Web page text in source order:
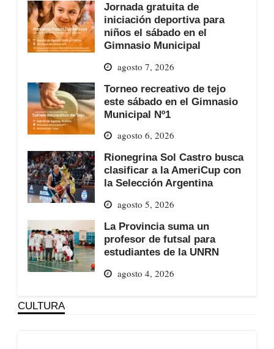
Jornada gratuita de
iniciación deportiva para
niños el sábado en el
Gimnasio Municipal
agosto 7, 2026
Torneo recreativo de tejo
este sábado en el Gimnasio
Municipal Nº1
agosto 6, 2026
Rionegrina Sol Castro busca
clasificar a la AmeriCup con
la Selección Argentina
agosto 5, 2026
La Provincia suma un
profesor de futsal para
estudiantes de la UNRN
agosto 4, 2026
CULTURA